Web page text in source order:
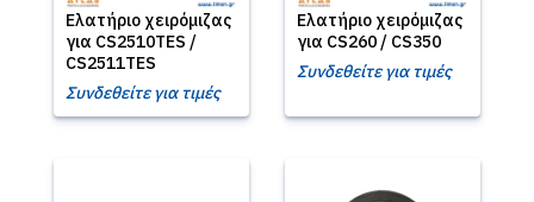
Ελατήριο χειρόμιζας
για CS2510TES /
CS2511TES
Συνδεθείτε για τιμές
Ελατήριο χειρόμιζας
για CS260 / CS350
Συνδεθείτε για τιμές